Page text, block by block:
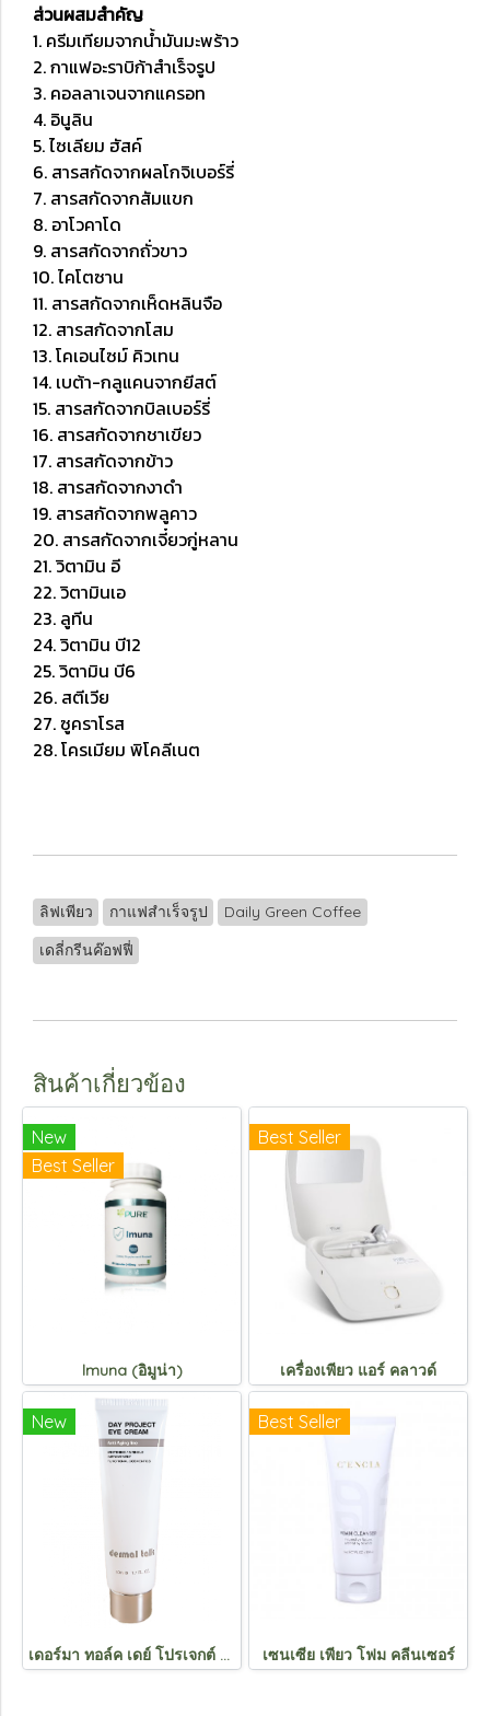
ส่วนผสมสำคัญ
1. ครีมเทียมจากน้ำมันมะพร้าว
2. กาแฟอะราบิก้าสำเร็จรูป
3. คอลลาเจนจากแครอท
4. อินูลิน
5. ไซเลียม ฮัสค์
6. สารสกัดจากผลโกจิเบอร์รี่
7. สารสกัดจากสัมแขก
8. อาโวคาโด
9. สารสกัดจากถั่วขาว
10. ไคโตซาน
11. สารสกัดจากเห็ดหลินจือ
12. สารสกัดจากโสม
13. โคเอนไซม์ คิวเทน
14. เบต้า-กลูแคนจากยีสต์
15. สารสกัดจากบิลเบอร์รี่
16. สารสกัดจากชาเขียว
17. สารสกัดจากข้าว
18. สารสกัดจากงาดำ
19. สารสกัดจากพลูคาว
20. สารสกัดจากเจี๋ยวกู่หลาน
21. วิตามิน อี
22. วิตามินเอ
23. ลูทีน
24. วิตามิน บี12
25. วิตามิน บี6
26. สตีเวีย
27. ซูคราโรส
28. โครเมียม พิโคลีเนต
ลิฟเพียว กาแฟสำเร็จรูป
Daily Green Coffee
เดลี่กรีนค๊อฟฟี่
สินค้าเกี่ยวข้อง
New
Best Seller
lmuna (อิมูน่า)
Best Seller
เครื่องเพียว แอร์ คลาวด์
New
เดอร์มา ทอล์ค เดย์ โปรเจกต์ อายครีม
Best Seller
เซนเซีย เพียว โฟม คลีนเซอร์